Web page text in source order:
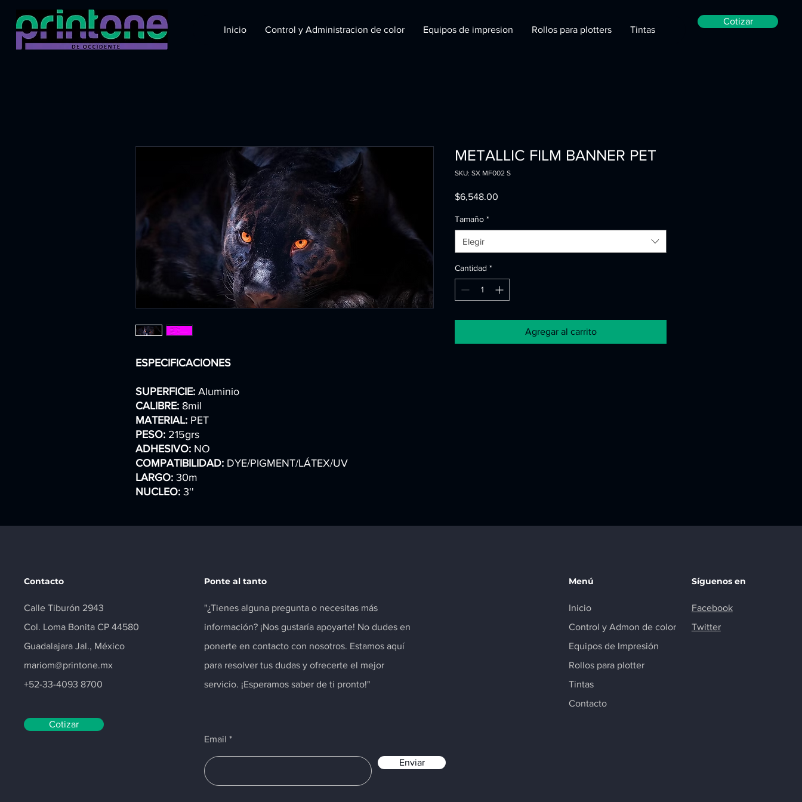
Inicio Control y Administracion de color Equipos de impresion Rollos para plotters Tintas
Cotizar
ESPECIFICACIONES
SUPERFICIE: Aluminio
CALIBRE: 8mil
MATERIAL: PET
PESO: 215grs
ADHESIVO: NO
COMPATIBILIDAD: DYE/PIGMENT/LÁTEX/UV
LARGO: 30m
NUCLEO: 3''
METALLIC FILM BANNER PET
SKU: SX MF002 S
$6,548.00
Tamaño *
Elegir
Cantidad *
Agregar al carrito
Contacto
Calle Tiburón 2943
Col. Loma Bonita CP 44580
Guadalajara Jal., México
mariom@printone.mx
+52-33-4093 8700
Cotizar
Ponte al tanto
"¿Tienes alguna pregunta o necesitas más
información? ¡Nos gustaría apoyarte! No dudes en
ponerte en contacto con nosotros. Estamos aquí
para resolver tus dudas y ofrecerte el mejor
servicio. ¡Esperamos saber de ti pronto!"
Email
Enviar
Menú
Inicio
Control y Admon de color
Equipos de Impresión
Rollos para plotter
Tintas
Contacto
Síguenos en
Facebook
Twitter